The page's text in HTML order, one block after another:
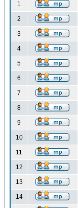
1
2
3
4
5
6
7
8
9
10
11
12
13
14